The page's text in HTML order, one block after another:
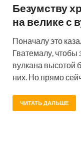
Безумству
на велике с
Поначалу это
Гватемалу, чтобы
вулкана высотой
них. Но прямо
ЧИТАТЬ ДАЛЬШЕ